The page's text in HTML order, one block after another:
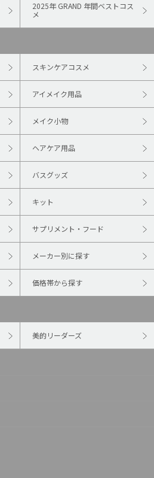
2025年 GRAND 年間ベストコス
メ
スキンケアコスメ
アイメイク用品
メイク小物
ヘアケア用品
バスグッズ
キット
サプリメント・フード
メーカー別に探す
価格帯から探す
美的リーダーズ